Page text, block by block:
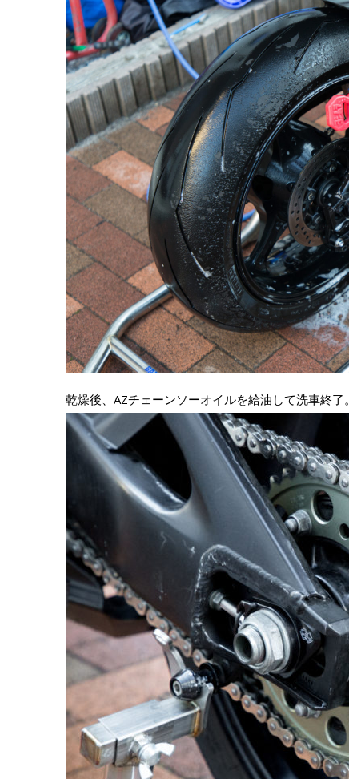
乾燥後、AZチェーンソーオイルを給油して洗車終了。